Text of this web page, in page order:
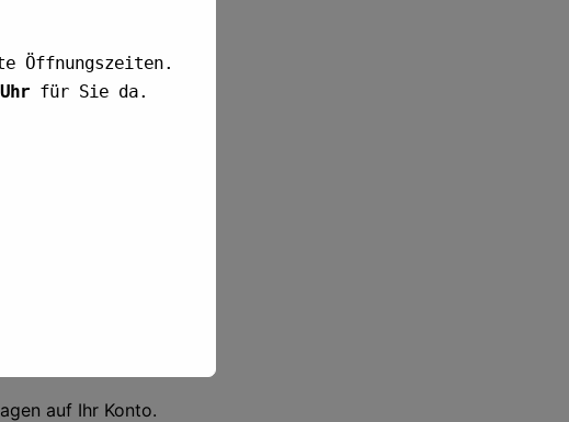
auf Ihr Konto.
Öffnungszeiten.
für Sie da.